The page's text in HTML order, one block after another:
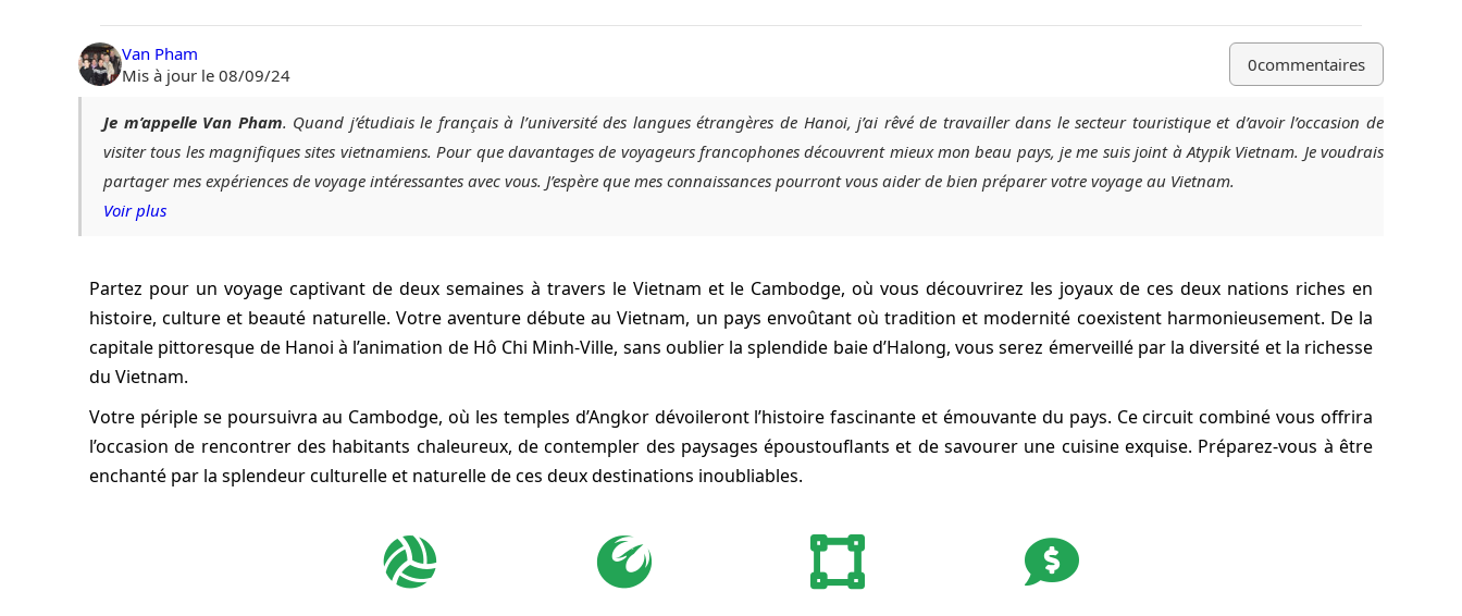
Van Pham
Mis à jour le 08/09/24
0commentaires
Je m’appelle Van Pham. Quand j’étudiais le français à l’université des langues étrangères de Hanoi, j’ai rêvé de travailler dans le secteur touristique et d’avoir l’occasion de
visiter tous les magnifiques sites vietnamiens. Pour que davantages de voyageurs francophones découvrent mieux mon beau pays, je me suis joint à Atypik Vietnam. Je voudrais
partager mes expériences de voyage intéressantes avec vous. J’espère que mes connaissances pourront vous aider de bien préparer votre voyage au Vietnam.
Voir plus
Partez pour un voyage captivant de deux semaines à travers le Vietnam et le Cambodge, où vous découvrirez les joyaux de ces deux nations riches en
histoire, culture et beauté naturelle. Votre aventure débute au Vietnam, un pays envoûtant où tradition et modernité coexistent harmonieusement. De la
capitale pittoresque de Hanoi à l’animation de Hô Chi Minh-Ville, sans oublier la splendide baie d’Halong, vous serez émerveillé par la diversité et la richesse
du Vietnam.
Votre périple se poursuivra au Cambodge, où les temples d’Angkor dévoileront l’histoire fascinante et émouvante du pays. Ce circuit combiné vous offrira
l’occasion de rencontrer des habitants chaleureux, de contempler des paysages époustouflants et de savourer une cuisine exquise. Préparez-vous à être
enchanté par la splendeur culturelle et naturelle de ces deux destinations inoubliables.